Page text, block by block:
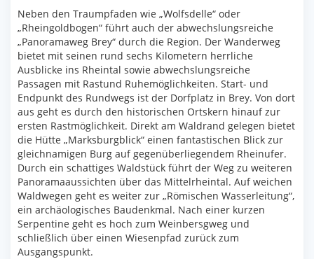
Neben den Traumpfaden wie „Wolfsdelle“ oder
„Rheingoldbogen“ führt auch der abwechslungsreiche
„Panoramaweg Brey“ durch die Region. Der Wanderweg
bietet mit seinen rund sechs Kilometern herrliche
Ausblicke ins Rheintal sowie abwechslungsreiche
Passagen mit Rastund Ruhemöglichkeiten. Start- und
Endpunkt des Rundwegs ist der Dorfplatz in Brey. Von dort
aus geht es durch den historischen Ortskern hinauf zur
ersten Rastmöglichkeit. Direkt am Waldrand gelegen bietet
die Hütte „Marksburgblick“ einen fantastischen Blick zur
gleichnamigen Burg auf gegenüberliegendem Rheinufer.
Durch ein schattiges Waldstück führt der Weg zu weiteren
Panoramaaussichten über das Mittelrheintal. Auf weichen
Waldwegen geht es weiter zur „Römischen Wasserleitung“,
ein archäologisches Baudenkmal. Nach einer kurzen
Serpentine geht es hoch zum Weinbersgweg und
schließlich über einen Wiesenpfad zurück zum
Ausgangspunkt.